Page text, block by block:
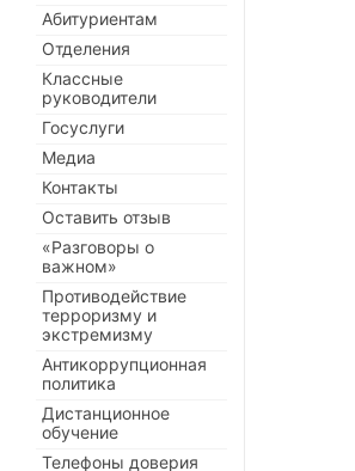
Абитуриентам
Отделения
Классные
руководители
Госуслуги
Медиа
Контакты
Оставить отзыв
«Разговоры о
важном»
Противодействие
терроризму и
экстремизму
Антикоррупционная
политика
Дистанционное
обучение
Телефоны доверия